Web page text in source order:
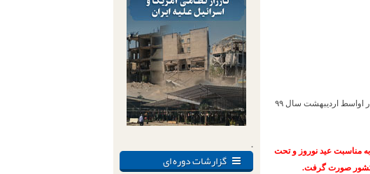
.
گزارشات دوره ای
حکم ۲ سال تبعید وی به خواف سیستان و بلوچستان پس از آزادی از زندان و در اواسط اردیبهشت سال ۹۹
ریاحی به مناسبت عید نوروز و تحت
کشور صورت گرفت.